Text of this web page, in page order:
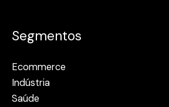
Segmentos
Ecommerce
Indústria
Saúde